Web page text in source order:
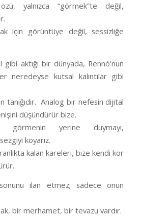
yalnızca “görmek”te değil,
için görüntüye değil, sessizliğe
aktığı bir dünyada, Rennó’nun
neredeyse kutsal kalıntılar gibi
tanığıdır. Analog bir nefesin dijital
düşündürür bize.
görmenin yerine duymayı,
koyarız.
kalan kareleri, bize kendi kör
ilan etmez; sadece onun
bir merhamet, bir tevazu vardır.